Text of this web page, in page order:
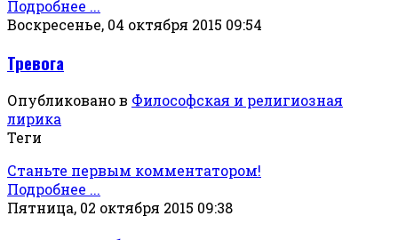
Подробнее ...
Воскресенье, 04 октября 2015 09:54
Тревога
Опубликовано в Философская и религиозная
лирика
Теги
Станьте первым комментатором!
Подробнее ...
Пятница, 02 октября 2015 09:38